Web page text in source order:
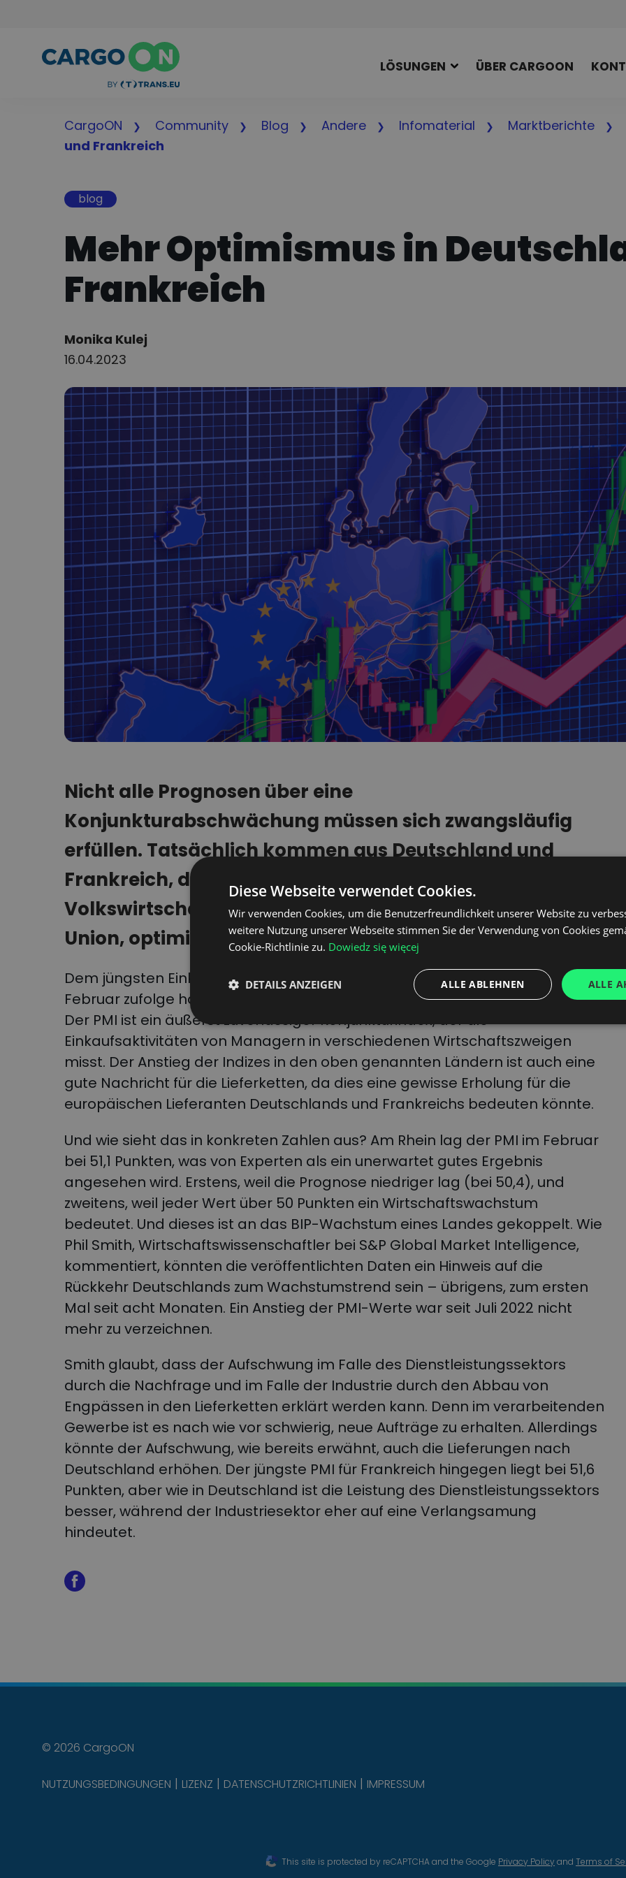
LÖSUNGEN ÜBER CARGOON
CargoON Community Blog Andere Infomaterial Marktberichte
und Frankreich
blog
Mehr Optimismus in
Frankreich
Author:
Monika Kulej
16.04.2023
Nicht alle Prognosen über eine
Konjunkturabschwächung müssen sich zwangsläufig
erfüllen. Tatsächlich kommen aus Deutschland und
Frankreich, den größten europäischen
Volkswirtschaften und "Lokomotiven" der Europäischen
Union, optimistischere Nachrichten.
Dem jüngsten Einkaufsmanagerindex (Purchasing Managers Index, PMI) für
Februar zufolge hat die Wirtschaftstätigkeit in diesen Ländern zugenommen.
Der PMI ist ein äußerst zuverlässiger Konjunkturindex, der die
Einkaufsaktivitäten von Managern in verschiedenen Wirtschaftszweigen
misst. Der Anstieg der Indizes in den oben genannten Ländern ist auch eine
gute Nachricht für die Lieferketten, da dies eine gewisse Erholung für die
europäischen Lieferanten Deutschlands und Frankreichs bedeuten könnte.
Und wie sieht das in konkreten Zahlen aus? Am Rhein lag der PMI im Februar
bei 51,1 Punkten, was von Experten als ein unerwartet gutes Ergebnis
angesehen wird. Erstens, weil die Prognose niedriger lag (bei 50,4), und
zweitens, weil jeder Wert über 50 Punkten ein Wirtschaftswachstum
bedeutet. Und dieses ist an das BIP-Wachstum eines Landes gekoppelt. Wie
Phil Smith, Wirtschaftswissenschaftler bei S&P Global Market Intelligence,
kommentiert, könnten die veröffentlichten Daten ein Hinweis auf die
Rückkehr Deutschlands zum Wachstumstrend sein – übrigens, zum ersten
Mal seit acht Monaten. Ein Anstieg der PMI-Werte war seit Juli 2022 nicht
mehr zu verzeichnen.
Smith glaubt, dass der Aufschwung im Falle des Dienstleistungssektors
durch die Nachfrage und im Falle der Industrie durch den Abbau von
Engpässen in den Lieferketten erklärt werden kann. Denn im verarbeitenden
Gewerbe ist es nach wie vor schwierig, neue Aufträge zu erhalten. Allerdings
könnte der Aufschwung, wie bereits erwähnt, auch die Lieferungen nach
Deutschland erhöhen. Der jüngste PMI für Frankreich hingegen liegt bei 51,6
Punkten, aber wie in Deutschland ist die Leistung des Dienstleistungssektors
besser, während der Industriesektor eher auf eine Verlangsamung
hindeutet.
© 2026 CargoON
NUTZUNGSBEDINGUNGEN LIZENZ DATENSCHUTZRICHTLINIEN IMPRESSUM
This site is protected by reCAPTCHA and the Google Privacy Policy and Terms of
Diese Webseite verwendet Cookies.
Wir verwenden Cookies, um die Benutzerfreundlichkeit unserer Website zu
weitere Nutzung unserer Webseite stimmen Sie der Verwendung von Cookies
Cookie-Richtlinie zu. Dowiedz się więcej
ALLE
ALLE ABLEHNEN
DETAILS ANZEIGEN